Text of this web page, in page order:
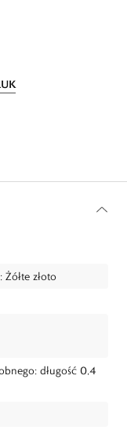
złoto
długość 0,4